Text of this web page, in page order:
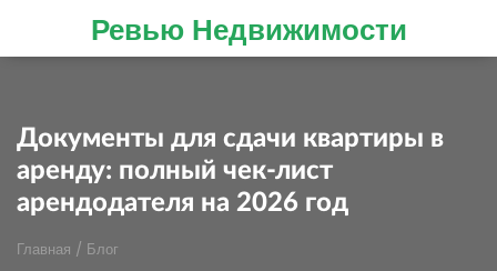
Ревью Недвижимости
Документы для сдачи квартиры в
аренду: полный чек-лист
арендодателя на 2026 год
Главная / Блог